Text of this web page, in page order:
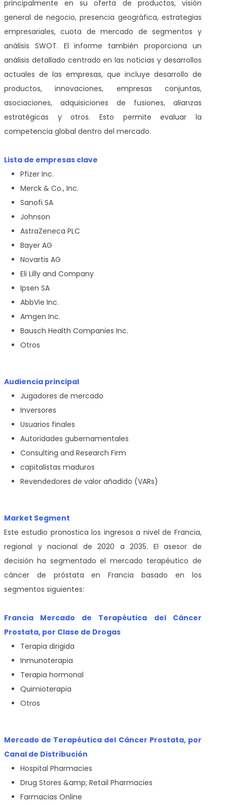
principalmente en su oferta de productos, visión
general de negocio, presencia geográfica, estrategias
empresariales, cuota de mercado de segmentos y
análisis SWOT. El informe también proporciona un
análisis detallado centrado en las noticias y desarrollos
actuales de las empresas, que incluye desarrollo de
productos, innovaciones, empresas conjuntas,
asociaciones, adquisiciones de fusiones, alianzas
estratégicas y otros. Esto permite evaluar la
competencia global dentro del mercado.
Lista de empresas clave
Pfizer Inc.
Merck & Co., Inc.
Sanofi SA
Johnson
AstraZeneca PLC
Bayer AG
Novartis AG
Eli Lilly and Company
Ipsen SA
AbbVie Inc.
Amgen Inc.
Bausch Health Companies Inc.
Otros
Audiencia principal
Jugadores de mercado
Inversores
Usuarios finales
Autoridades gubernamentales
Consulting and Research Firm
capitalistas maduros
Revendedores de valor añadido (VARs)
Market Segment
Este estudio pronostica los ingresos a nivel de Francia,
regional y nacional de 2020 a 2035. El asesor de
decisión ha segmentado el mercado terapéutico de
cáncer de próstata en Francia basado en los
segmentos siguientes:
Francia Mercado de Terapéutica del Cáncer
Prostata, por Clase de Drogas
Terapia dirigida
Inmunoterapia
Terapia hormonal
Quimioterapia
Otros
Mercado de Terapéutica del Cáncer Prostata, por
Canal de Distribución
Hospital Pharmacies
Drug Stores &amp; Retail Pharmacies
Farmacias Online